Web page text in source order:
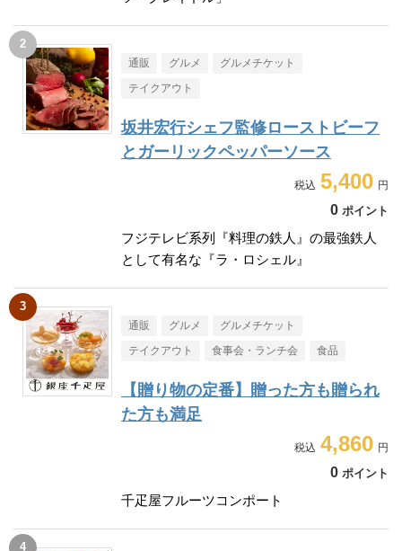
通販 グルメ グルメチケット
テイクアウト
坂井宏行シェフ監修ローストビーフ
とガーリックペッパーソース
5,400
0 ポイント
フジテレビ系列『料理の鉄人』の最強鉄人
として有名な『ラ・ロシェル』
通販 グルメ グルメチケット
テイクアウト 食事会・ランチ会 食品
【贈り物の定番】贈った方も贈られ
た方も満足
4,860
0 ポイント
千疋屋フルーツコンポート